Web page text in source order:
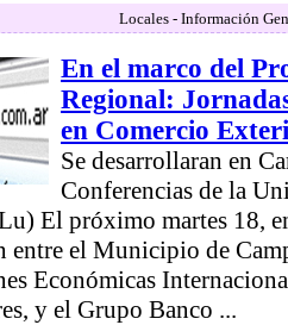
Locales - Información
En el marco del
Regional:
en Comercio
Se desarrollaran en
Conferencias de la
El próximo martes 18,
entre el Municipio de
Económicas
y el Grupo Banco ...